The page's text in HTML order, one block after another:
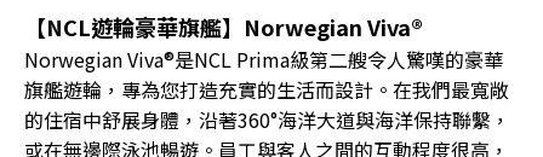
【NCL遊輪豪華旗艦】Norwegian Viva®
Norwegian Viva®是NCL Prima級第二艘令人驚嘆的豪華
旗艦遊輪，專為您打造充實的生活而設計。在我們最寬敞
的住宿中舒展身體，沿著360°海洋大道與海洋保持聯繫，
或在無邊際泳池暢遊。員工與客人之間的互動程度很高，